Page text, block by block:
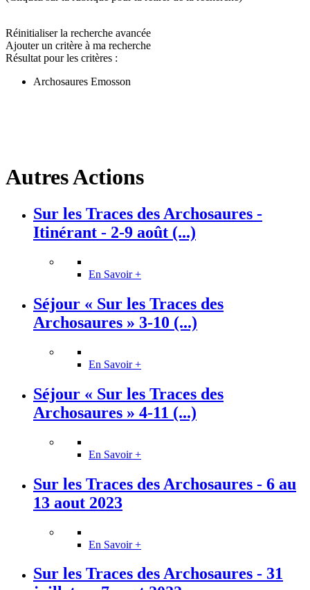
Réinitialiser la recherche avancée
Ajouter un critère à ma recherche
Résultat pour les critères :
Archosaures Emosson
Autres Actions
Sur les Traces des Archosaures -
Itinérant - 2-9 août (...)
En Savoir +
Séjour « Sur les Traces des
Archosaures » 3-10 (...)
En Savoir +
Séjour « Sur les Traces des
Archosaures » 4-11 (...)
En Savoir +
Sur les Traces des Archosaures - 6 au
13 aout 2023
En Savoir +
Sur les Traces des Archosaures - 31